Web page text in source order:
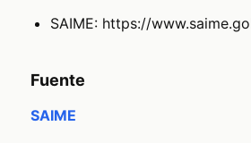
SAIME: https://
Fuente
SAIME